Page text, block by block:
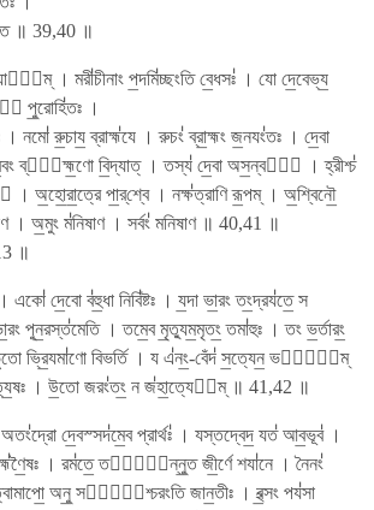
॥ 39,40 ॥
। মরী॑চীনাং প॒দমি॑চ্ছংতি বে॒ধসঃ॑ । যো দে॒বেভ্য॒
পু॒রোহি॑তঃ ।
নমো॑ রু॒চায॒ ব্রাহ্ম॑যে । রুচং॑ ব্রা॒হ্মং জ॒নযং॑তঃ । দে॒বা
ব্রা᳚হ্ম॒ণো বি॒দ্যাত্ । তস্য॑ দে॒বা অস॒ন্বশে᳚ । হ্রীশ্চ॑
অ॒হো॒রা॒ত্রে পা॒র্​শ্বে । নক্ষ॑ত্রাণি রূ॒পম্ । অ॒শ্বিনৌ॒
। অ॒মুং ম॑নিষাণ । সর্বং॑ মনিষাণ ॥ 40,41 ॥
॥
। একো॑ দে॒বো ব॑হু॒ধা নিবি॑ষ্টঃ । য॒দা ভা॒রং তং॒দ্রয॑তে॒ স
। তমে॒ব মৃ॒ত্যুম॒মৃতং॒ তমা॑হুঃ । তং ভ॒র্তারং॒
ভ্রি॒যমা॑ণো বিভর্তি । য এ॑নং॒-বেঁদ॑ স॒ত্যেন॒ ভর্তু᳚ম্
। উ॒তো জরং॑তং॒ ন জ॑হা॒ত্যেক᳚ম্ ॥ 41,42 ॥
দে॒বস্সদ॑মে॒ব প্রার্থঃ॑ । যস্তদ্বেদ॒ যত॑ আব॒ভূব॑ ।
। রম॑তে॒ তস্মি᳚ন্নু॒ত জী॒র্ণে শযা॑নে । নৈনং॑
অনু॒ সর্বা᳚শ্চরংতি জান॒তীঃ । ব॒থ্সং পয॑সা